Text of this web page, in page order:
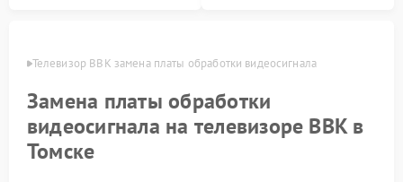
Телевизор BBK замена платы обработки видеосигнала
Замена платы обработки
видеосигнала на телевизоре BBK в
Томске